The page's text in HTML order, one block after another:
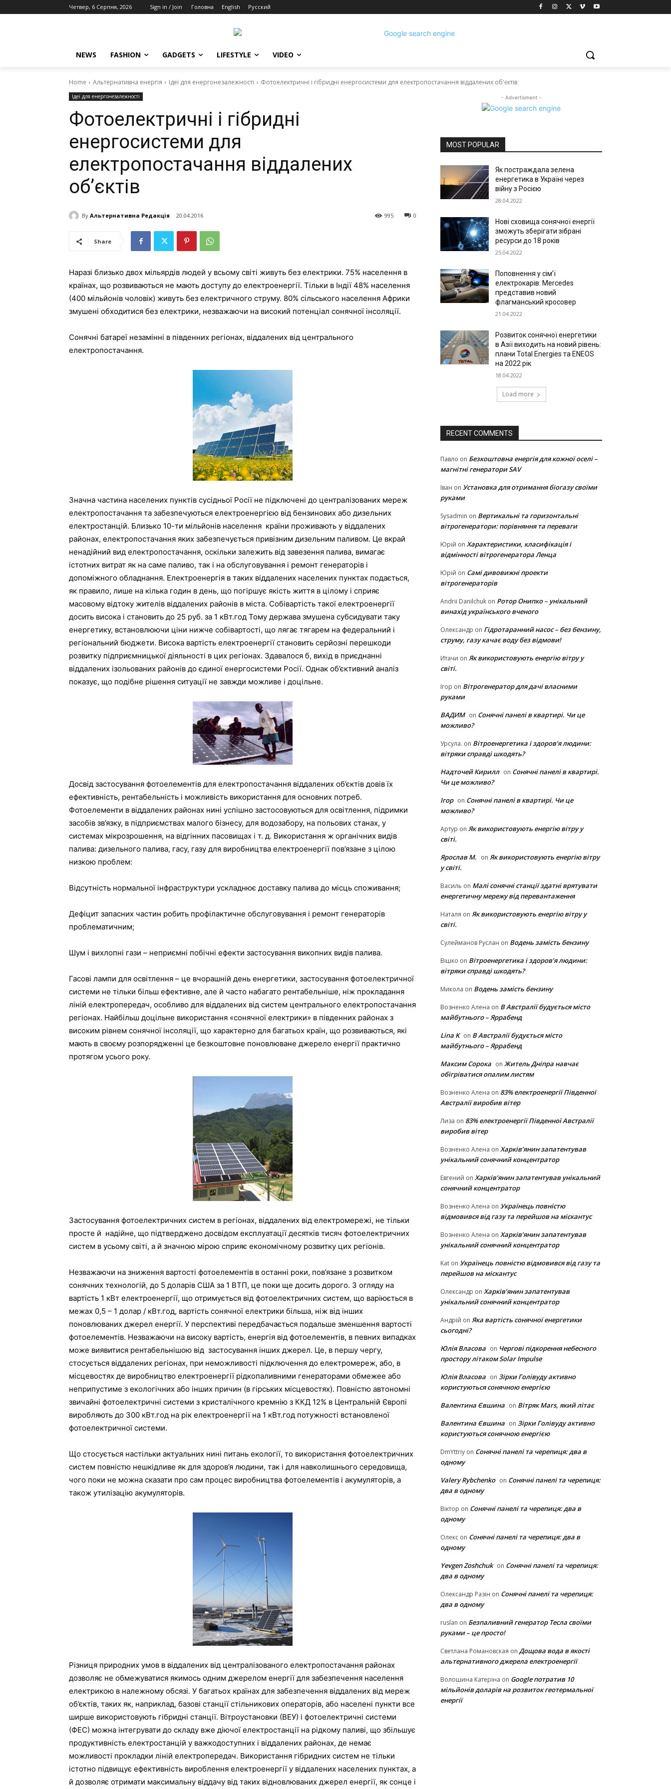
Четвер, 6 Серпня, 2026 Sign in / Join Головна English Русский
NEWS FASHION GADGETS LIFESTYLE VIDEO
Home Альтернативна енергія Ідеї для енергонезалежності Фотоелектричні і гібридні енергосистеми для електропостачання віддалених об'єктів
Ідеї для енергонезалежності
Фотоелектричні і гібридні
енергосистеми для
електропостачання віддалених
об’єктів
By Альтернативна Редакція 20.04.2016 0
995
Share
Наразі близько двох мільярдів людей у ​​всьому світі живуть без електрики. 75% населення в
країнах, що розвиваються не мають доступу до електроенергії. Тільки в Індії 48% населення
(400 мільйонів чоловік) живуть без електричного струму. 80% сільського населення Африки
змушені обходитися без електрики, незважаючи на високий потенціал сонячної інсоляції.
Сонячні батареї незамінні в південних регіонах, віддалених від центрального
електропостачання.
Значна частина населених пунктів сусідньої Росії не підключені до централізованих мереж
електропостачання та забезпечуються електроенергією від бензинових або дизельних
електростанцій. Близько 10-ти мільйонів населення країни проживають у віддалених
районах, електропостачання яких забезпечується привізним дизельним паливом. Це вкрай
ненадійний вид електропостачання, оскільки залежить від завезення палива, вимагає
істотних витрат як на саме паливо, так і на обслуговування і ремонт генераторів і
допоміжного обладнання. Електроенергія в таких віддалених населених пунктах подається,
як правило, лише на кілька годин в день, що погіршує якість життя в цілому і сприяє
масовому відтоку жителів віддалених районів в міста. Собівартість такої електроенергії
досить висока і становить до 25 руб. за 1 кВт.год Тому держава змушена субсидувати таку
енергетику, встановлюючи ціни нижче собівартості, що лягає тягарем на федеральний і
регіональний бюджети. Висока вартість електроенергії становить серйозні перешкоди
розвитку підприємницької діяльності в цих регіонах. Здавалося б, вихід в приєднанні
віддалених ізольованих районів до єдиної енергосистеми Росії. Однак об’єктивний аналіз
показує, що подібне рішення ситуації не завжди можливе і доцільне.
Досвід застосування фотоелементів для електропостачання віддалених об’єктів довів їх
ефективність, рентабельність і можливість використання для основних потреб.
Фотоелементи в віддалених районах нині успішно застосовуються для освітлення, підримки
засобів зв’язку, в підприємствах малого бізнесу, для водозабору, на польових станах, у
системах мікрозрошення, на відгінних пасовищах і т. д. Використання ж органічних видів
палива: дизельного палива, гасу, газу для виробництва електроенергії пов’язане з цілою
низкою проблем:
Відсутність нормальної інфраструктури ускладнює доставку палива до місць споживання;
Дефіцит запасних частин робить профілактичне обслуговування і ремонт генераторів
проблематичним;
Шум і вихлопні гази – неприємні побічні ефекти застосування викопних видів палива.
Гасові лампи для освітлення – це вчорашній день енергетики, застосування фотоелектричної
системи не тільки більш ефективне, але й часто набагато рентабельніше, ніж прокладання
ліній електропередач, особливо для віддалених від систем центрального електропостачання
регіонах. Найбільш доцільне використання «сонячної електрики» в південних районах з
високим рівнем сонячної інсоляції, що характерно для багатьох країн, що розвиваються, які
мають в своєму розпорядженні це безкоштовне поновлюване джерело енергії практично
протягом усього року.
Застосування фотоелектричних систем в регіонах, віддалених від електромережі, не тільки
просте й надійне, що підтверджено досвідом експлуатації десятків тисяч фотоелектричних
систем в усьому світі, а й значною мірою сприяє економічному розвитку цих регіонів.
Незважаючи на зниження вартості фотоелементів в останні роки, пов’язане з розвитком
сонячних технологій, до 5 доларів США за 1 ВТП, це поки ще досить дорого. З огляду на
вартість 1 кВт електроенергії, що отримується від фотоелектричних систем, що варіюється в
межах 0,5 – 1 долар / кВт.год, вартість сонячної електрики більша, ніж від інших
поновлюваних джерел енергії. У перспективі передбачається подальше зменшення вартості
фотоелементів. Незважаючи на високу вартість, енергія від фотоелементів, в певних випадках
може виявитися рентабельнішою від застосування інших джерел. Це, в першу чергу,
стосується віддалених регіонах, при неможливості підключення до електромереж, або, в
місцевостях де виробництво електроенергії рідкопаливними генераторами обмежее або
неприпустиме з екологічних або інших причин (в гірських місцевостях). Повністю автономні
звичайні фотоелектричні системи з кристалічного кремнію з ККД 12% в Центральній Європі
виробляють до 300 кВт.год на рік електроенергії на 1 кВт.год потужності встановленої
фотоелектричної системи.
Що стосується настільки актуальних нині питань екології, то використання фотоелектричних
систем повністю нешкідливе як для здоров’я людини, так і для навколишнього середовища,
чого поки не можна сказати про сам процес виробництва фотоелементів і акумуляторів, а
також утилізацію акумуляторів.
Різниця природних умов в віддалених від централізованого електропостачання районах
дозволяє не обмежуватися якимось одним джерелом енергії для забезпечення населення
електрикою в належному обсязі. У багатьох країнах для забезпечення віддалених від мереж
об’єктів, таких як, наприклад, базові станції стільникових операторів, або населені пункти все
ширше використовують гібридні станції. Вітроустановки (ВЕУ) і фотоелектричні системи
(ФЕС) можна інтегрувати до складу вже діючої електростанції на рідкому паливі, що збільшує
продуктивність електростанцій у важкодоступних і віддалених районах, де немає
можливості прокладки ліній електропередач. Використання гібридних систем не тільки
істотно підвищує ефективність вироблення електроенергії у віддалених населених пунктах, а
й дозволяє отримати максимальну віддачу від таких відновлюваних джерел енергії, як сонце і
- Advertisment -
MOST POPULAR
Як постраждала зелена
енергетика в Україні через
війну з Росією
28.04.2022
Нові сховища сонячної енергії
зможуть зберігати зібрані
ресурси до 18 років
25.04.2022
Поповнення у сім’ї
електрокарів: Mercedes
представив новий
флагманський кросовер
21.04.2022
Розвиток сонячної енергетики
в Азії виходить на новий рівень:
плани Total Energies та ENEOS
на 2022 рік
18.04.2022
Load more
RECENT COMMENTS
Павло on Безкоштовна енергія для кожної оселі –
магнітні генератори SAV
Іван on Установка для отримання біогазу своїми
руками
Sysadmin on Вертикальні та горизонтальні
вітрогенератори: порівняння та переваги
Юрій on Характеристики, класифікація і
відмінності вітрогенератора Ленца
Юрій on Самі дивовижні проекти
вітрогенераторів
Andrii Danilchuk on Ротор Онипко – унікальний
винахід українського вченого
Олександр on Гідротаранний насос – без бензину,
струму, газу качає воду без відмови!
Итачи on Як використовують енергію вітру у
світі.
Ігор on Вітрогенератор для дачі власними
руками
ВАДИМ on Сонячні панелі в квартирі. Чи це
можливо?
Урсула. on Вітроенергетика і здоров’я людини:
вітряки cправді шкодять?
Надточей Кирилл on Сонячні панелі в квартирі.
Чи це можливо?
Ігор on Сонячні панелі в квартирі. Чи це
можливо?
Артур on Як використовують енергію вітру у
світі.
Ярослав М. on Як використовують енергію вітру
у світі.
Василь on Малі сонячні станції здатні врятувати
енергетичну мережу від перевантаження
Наталя on Як використовують енергію вітру у
світі.
Сулейманов Руслан on Водень замість бензину
Вішко on Вітроенергетика і здоров’я людини:
вітряки cправді шкодять?
Микола on Водень замість бензину
Возненко Алена on В Австралії будується місто
майбутнього – Яррабенд
Lina K on В Австралії будується місто
майбутнього – Яррабенд
Максим Сорока on Житель Дніпра навчає
обігріватися опалим листям
Возненко Алена on 83% електроенергії Південної
Австралії виробив вітер
Лиза on 83% електроенергії Південної Австралії
виробив вітер
Возненко Алена on Харків’янин запатентував
унікальний сонячний концентратор
Евгений on Харків’янин запатентував унікальний
сонячний концентратор
Возненко Алена on Українець повністю
відмовився від газу та перейшов на міскантус
Возненко Алена on Харків’янин запатентував
унікальний сонячний концентратор
Kat on Українець повністю відмовився від газу та
перейшов на міскантус
Олександр on Харків’янин запатентував
унікальний сонячний концентратор
Андрій on Яка вартість сонячної енергетики
сьогодні?
Юлія Власова on Чергові підкорення небесного
простору літаком Solar Impulse
Юлія Власова on Зірки Голівуду активно
користуються сонячною енергією
Валентина Євшина on Вітряк Mars, який літає
Валентина Євшина on Зірки Голівуду активно
користуються сонячною енергією
DmYttriy on Сонячні панелі та черепиця: два в
одному
Valery Rybchenko on Сонячні панелі та черепиця:
два в одному
Віктор on Сонячні панелі та черепиця: два в
одному
Олекс on Сонячні панелі та черепиця: два в
одному
Yevgen Zoshchuk on Сонячні панелі та черепиця:
два в одному
Олександр Разін on Сонячні панелі та черепиця:
два в одному
ruslan on Безпаливний генератор Тесла своїми
руками – це просто!
Светлана Романовская on Дощова вода в якості
альтернативного джерела електроенергії
Волошина Катеріна on Google потратив 10
мільйонів доларів на розвиток геотермальної
енергії